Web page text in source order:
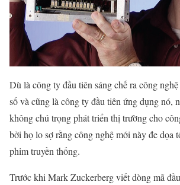
Dù là công ty đầu tiên sáng chế ra công
số và cũng là công ty đầu tiên ứng dụng nó,
không chú trọng phát triển thị trường cho
bởi họ lo sợ rằng công nghệ mới này đe dọa
phim truyền thống.
Trước khi Mark Zuckerberg viết dòng mã